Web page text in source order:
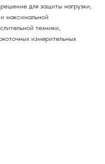
для защиты нагрузки,
максимальной
техники,
измерительных